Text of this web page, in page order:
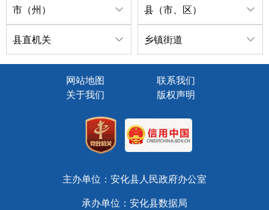
市（州） 县（市、区）
县直机关 乡镇街道
网站地图
联系我们
关于我们
版权声明
主办单位：安化县人民政府办公室
承办单位：安化县数据局